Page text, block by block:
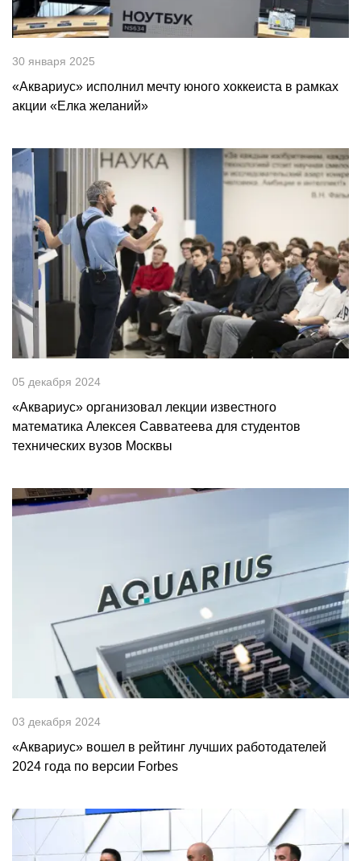
30 января 2025
«Аквариус» исполнил мечту юного хоккеиста в рамках
акции «Елка желаний»
05 декабря 2024
«Аквариус» организовал лекции известного
математика Алексея Савватеева для студентов
технических вузов Москвы
03 декабря 2024
«Аквариус» вошел в рейтинг лучших работодателей
2024 года по версии Forbes